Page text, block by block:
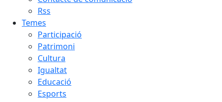
Rss
Temes
Participació
Patrimoni
Cultura
Igualtat
Educació
Esports